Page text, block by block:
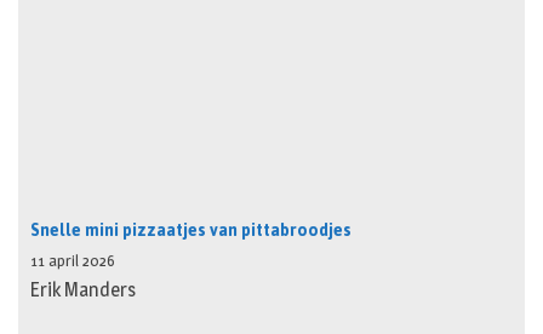
Snelle mini pizzaatjes van pittabroodjes
11 april 2026
Erik Manders